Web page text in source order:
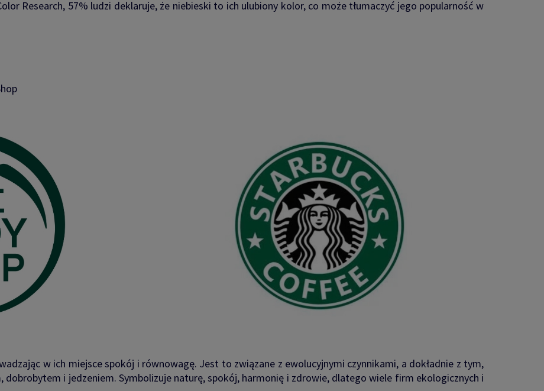
Research, 57% ludzi deklaruje, że niebieski to ich ulubiony kolor, co może tłumaczyć jego popularność w
w ich miejsce spokój i równowagę. Jest to związane z ewolucyjnymi czynnikami, a dokładnie z tym,
dobrobytem i jedzeniem. Symbolizuje naturę, spokój, harmonię i zdrowie, dlatego wiele firm ekologicznych i